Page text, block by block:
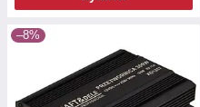
–8%